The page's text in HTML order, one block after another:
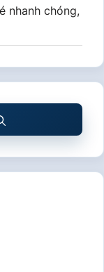
nhanh chóng,